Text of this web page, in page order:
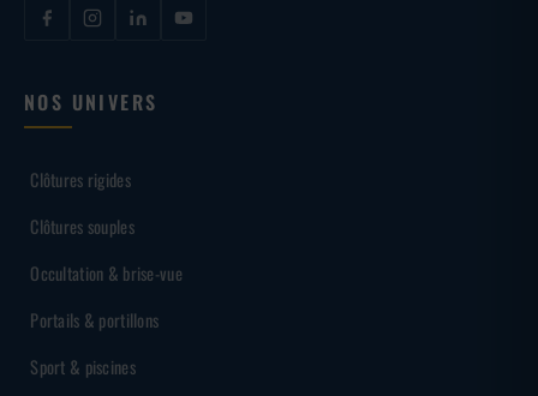
NOS UNIVERS
Clôtures rigides
Clôtures souples
Occultation & brise-vue
Portails & portillons
Sport & piscines